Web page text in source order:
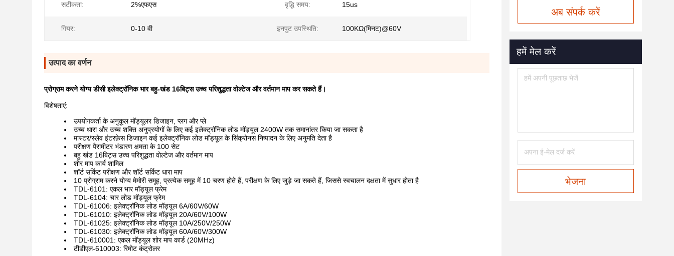
सटीकता: 2%एफएस वृद्धि समय: 15us
गियर: 0-10 वी इनपुट उपस्थिति: 100KΩ(मिनट)@60V
उत्पाद का वर्णन
प्रोग्राम करने योग्य डीसी इलेक्ट्रॉनिक भार बहु-खंड 16बिट्स उच्च परिशुद्धता वोल्टेज और वर्तमान माप कर सकते हैं।
विशेषताएं:
उपयोगकर्ता के अनुकूल मॉड्यूलर डिजाइन, प्लग और प्ले
उच्च धारा और उच्च शक्ति अनुप्रयोगों के लिए कई इलेक्ट्रॉनिक लोड मॉड्यूल 2400W तक समानांतर किया जा सकता है
मास्टर/स्लेव इंटरफ़ेस डिजाइन कई इलेक्ट्रॉनिक लोड मॉड्यूल के सिंक्रोनस निष्पादन के लिए अनुमति देता है
परीक्षण पैरामीटर भंडारण क्षमता के 100 सेट
बहु खंड 16बिट्स उच्च परिशुद्धता वोल्टेज और वर्तमान माप
शोर माप कार्य शामिल
शॉर्ट सर्किट परीक्षण और शॉर्ट सर्किट धारा माप
10 प्रोग्राम करने योग्य मेमोरी समूह, प्रत्येक समूह में 10 चरण होते हैं, परीक्षण के लिए जुड़े जा सकते हैं, जिससे स्वचालन दक्षता में सुधार होता है
TDL-6101: एकल भार मॉड्यूल फ्रेम
TDL-6104: चार लोड मॉड्यूल फ्रेम
TDL-61006: इलेक्ट्रॉनिक लोड मॉड्यूल 6A/60V/60W
TDL-61010: इलेक्ट्रॉनिक लोड मॉड्यूल 20A/60V/100W
TDL-61025: इलेक्ट्रॉनिक लोड मॉड्यूल 10A/250V/250W
TDL-61030: इलेक्ट्रॉनिक लोड मॉड्यूल 60A/60V/300W
TDL-610001: एकल मॉड्यूल शोर माप कार्ड (20MHz)
टीडीएल-610003: रिमोट कंट्रोलर
अब संपर्क करें
हमें मेल करें
भेजना